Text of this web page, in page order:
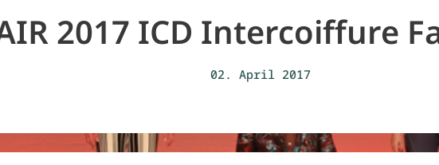
2017 ICD Intercoiffure
02. April 2017